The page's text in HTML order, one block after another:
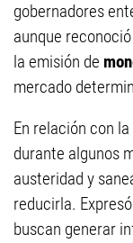
gobernadores
aunque
la emisión de
mercado
En relación con
durante algunos
austeridad y
reducirla.
buscan generar